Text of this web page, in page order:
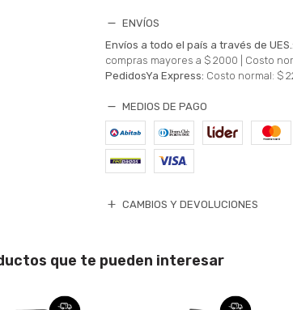
ENVÍOS
Envíos a todo el país a través de UES.:
compras mayores a $ 2000 | Costo
PedidosYa Express: Costo normal: $
MEDIOS DE PAGO
CAMBIOS Y DEVOLUCIONES
que te pueden interesar